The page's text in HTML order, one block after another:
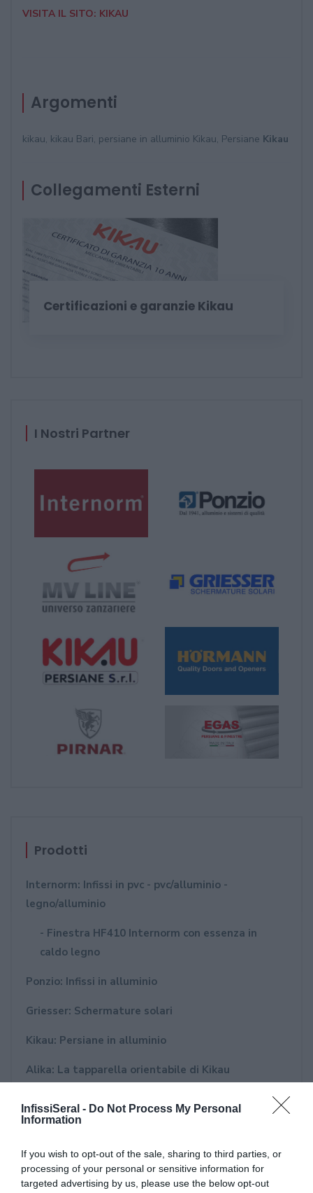
InfissiSeral - Do Not Process My Personal
Information
If you wish to opt-out of the sale, sharing to third parties, or
processing of your personal or sensitive information for
targeted advertising by us, please use the below opt-out
VISITA IL SITO: KIKAU
Argomenti
kikau, kikau Bari, persiane in alluminio Kikau, Persiane Kikau
Collegamenti Esterni
Certificazioni e garanzie Kikau
I Nostri Partner
Prodotti
Internorm: Infissi in pvc - pvc/alluminio -
legno/alluminio
- Finestra HF410 Internorm con essenza in
caldo legno
Ponzio: Infissi in alluminio
Griesser: Schermature solari
Kikau: Persiane in alluminio
Alika: La tapparella orientabile di Kikau
MvLine: Tende tecniche e Zanzariere - Avvolgibili
in alluminio e acciaio
- Zanzariera Bora MvLine
Gasperotti: Porte blindate, portoncini e porte di